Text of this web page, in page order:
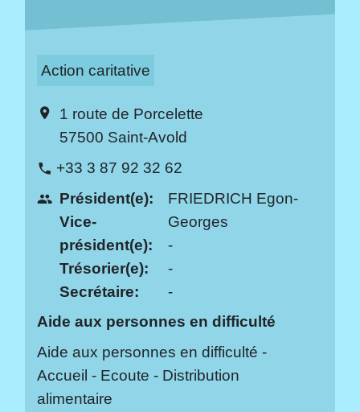
Action caritative
location_on
1 route de Porcelette
57500 Saint-Avold
phone +33 3 87 92 32 62
people Président(e):
Vice-
président(e):
Trésorier(e):
Secrétaire:
FRIEDRICH Egon-
Georges
-
-
-
Aide aux personnes en difficulté
Aide aux personnes en difficulté -
Accueil - Ecoute - Distribution
alimentaire